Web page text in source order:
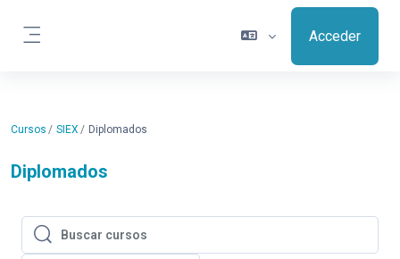
Acceder
Cursos SIEX Diplomados
Diplomados
Buscar cursos
Buscar cursos